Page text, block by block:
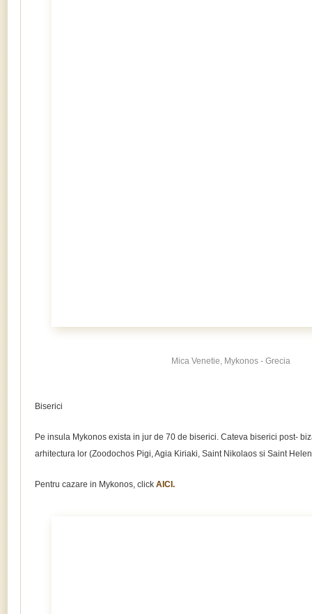
Mica Venetie, Mykonos - Grecia
Biserici
Pe insula Mykonos exista in jur de 70 de biserici. Cateva biserici post-
arhitectura lor (Zoodochos Pigi, Agia Kiriaki, Saint Nikolaos si Saint
Pentru cazare in Mykonos, click AICI.